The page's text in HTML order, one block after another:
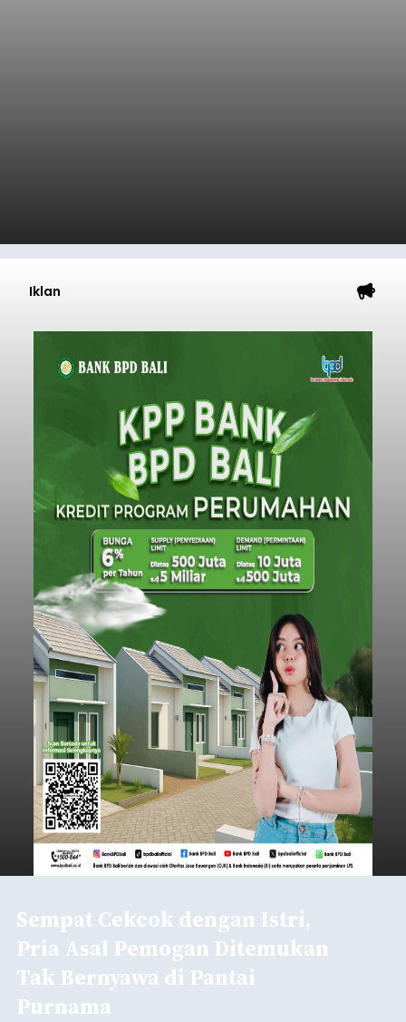
Iklan
Sempat Cekcok dengan Istri,
Pria Asal Pemogan Ditemukan
Tak Bernyawa di Pantai
Purnama